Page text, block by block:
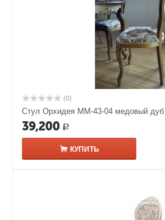
(0)
Стул Орхидея ММ-43-04 медовый дуб
39,200 Р
КУПИТЬ